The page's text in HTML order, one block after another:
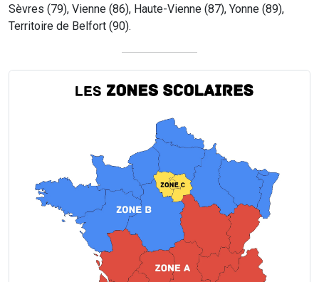
Sèvres (79), Vienne (86), Haute-Vienne (87), Yonne (89),
Territoire de Belfort (90).